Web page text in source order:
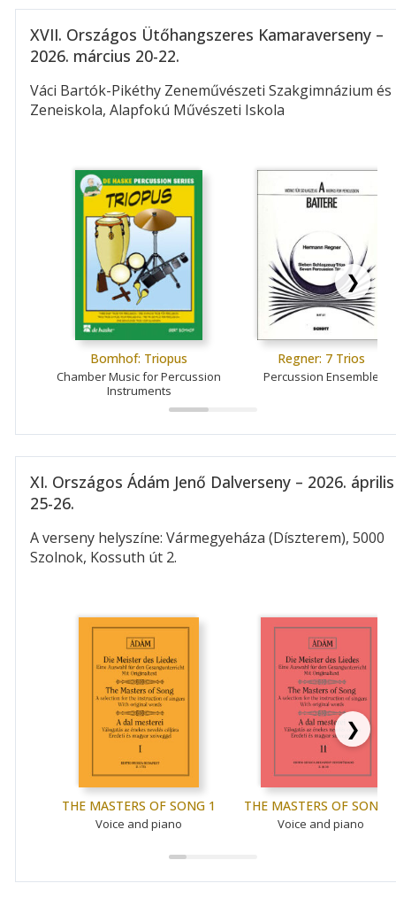
XVII. Országos Ütőhangszeres Kamaraverseny –
2026. március 20-22.
Váci Bartók-Pikéthy Zeneművészeti Szakgimnázium és
Zeneiskola, Alapfokú Művészeti Iskola
Bomhof: Triopus
Chamber Music for Percussion
Instruments
Regner: 7 Trios
Percussion Ensemble
❯
XI. Országos Ádám Jenő Dalverseny – 2026. április
25-26.
A verseny helyszíne: Vármegyeháza (Díszterem), 5000
Szolnok, Kossuth út 2.
THE MASTERS OF SONG 1
Voice and piano
THE MASTERS OF SONG
Voice and piano
❯